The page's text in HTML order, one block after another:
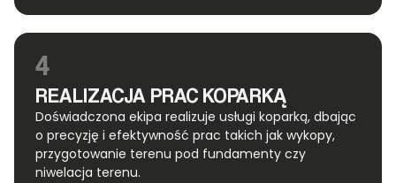
4
REALIZACJA PRAC KOPARKĄ
Doświadczona ekipa realizuje usługi koparką, dbając
o precyzję i efektywność prac takich jak wykopy,
przygotowanie terenu pod fundamenty czy
niwelacja terenu.